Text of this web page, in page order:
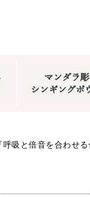
『呼吸と倍音を合わせ